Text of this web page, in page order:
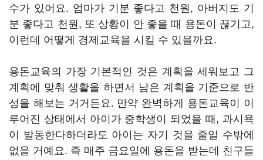
수가 있어요. 엄마가 기분 좋다고 천원, 아버지도 기
분 좋다고 천원, 또 상황이 안 좋을 때 용돈이 끊기고,
이런데 어떻게 경제교육을 시킬 수 있을까요.
용돈교육의 가장 기본적인 것은 계획을 세워보고 그
계획에 맞춰 생활을 하면서 남은 계획을 기준으로 반
성을 해보는 거거든요. 만약 완벽하게 용돈교육이 이
루어진 상태에서 아이가 중학생이 되었을 때, 과시욕
이 발동한다하더라도 아이는 자기 것을 줄일 수밖에
없을 거예요. 즉 매주 금요일에 용돈을 받는데 친구들